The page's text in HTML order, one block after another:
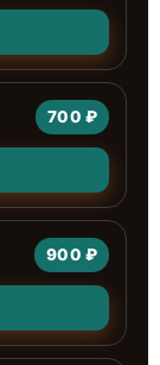
700 ₽
900 ₽